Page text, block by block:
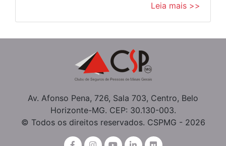
Leia mais >>
Av. Afonso Pena, 726, Sala 703, Centro, Belo
Horizonte-MG. CEP: 30.130-003.
© Todos os direitos reservados. CSPMG - 2026